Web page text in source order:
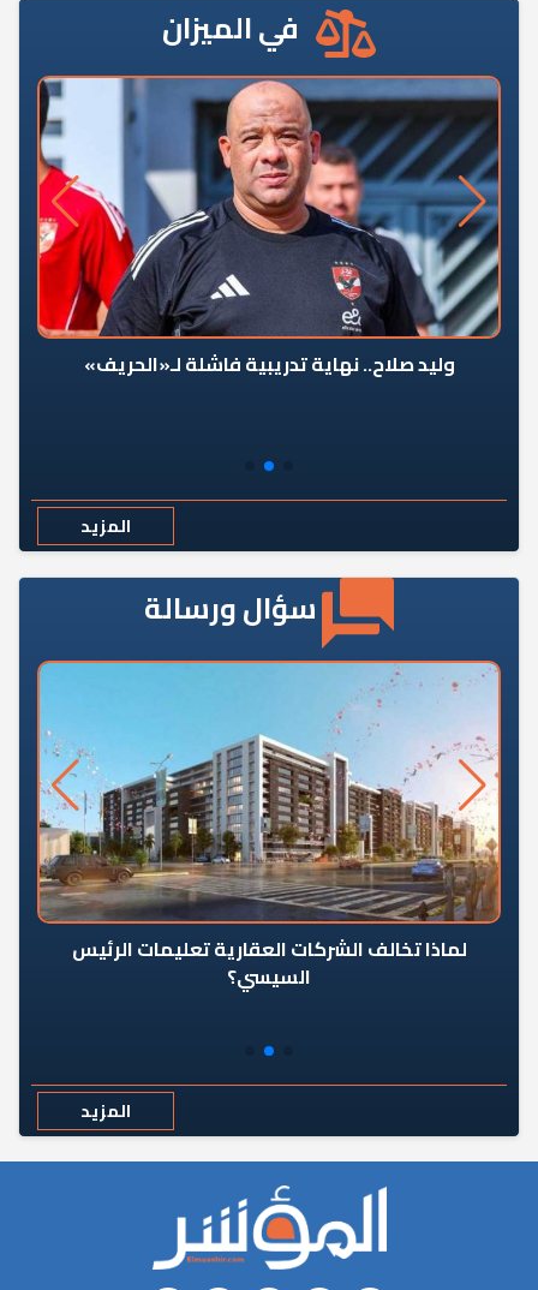
في الميزان
وليد صلاح.. نهاية تدريبية فاشلة لـ«الحريف»
المزيد
سؤال ورسالة
لماذا تخالف الشركات العقارية تعليمات الرئيس
السيسي؟
المزيد